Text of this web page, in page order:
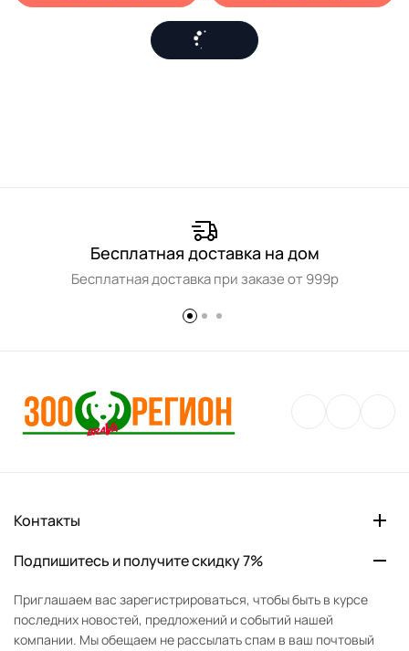
Бесплатная доставка на дом
Бесплатная доставка при заказе от 999р
Контакты
Подпишитесь и получите скидку 7%
Приглашаем вас зарегистрироваться, чтобы быть в курсе
последних новостей, предложений и событий нашей
компании. Мы обещаем не рассылать спам в ваш почтовый